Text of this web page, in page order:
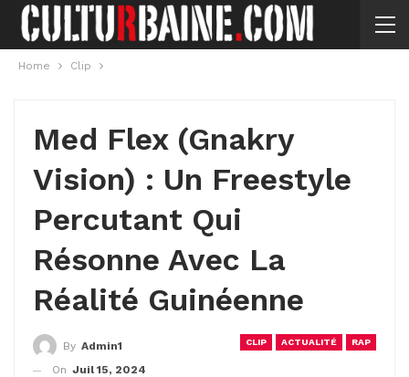
Home Clip
Med Flex (Gnakry
Vision) : Un Freestyle
Percutant Qui
Résonne Avec La
Réalité Guinéenne
CLIP ACTUALITÉ RAP
By Admin1
On Juil 15, 2024